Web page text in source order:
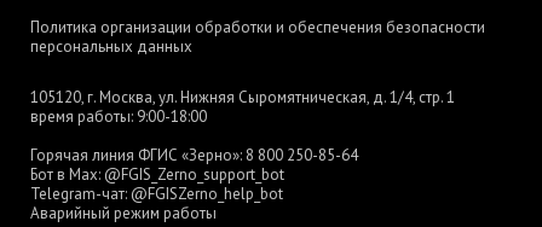
Политика организации обработки и обеспечения безопасности
персональных данных
105120, г. Москва, ул. Нижняя Сыромятническая, д. 1/4, стр. 1
время работы: 9:00-18:00
Горячая линия ФГИС «Зерно»: 8 800 250-85-64
Бот в Max: @FGIS_Zerno_support_bot
Telegram-чат: @FGISZerno_help_bot
Аварийный режим работы